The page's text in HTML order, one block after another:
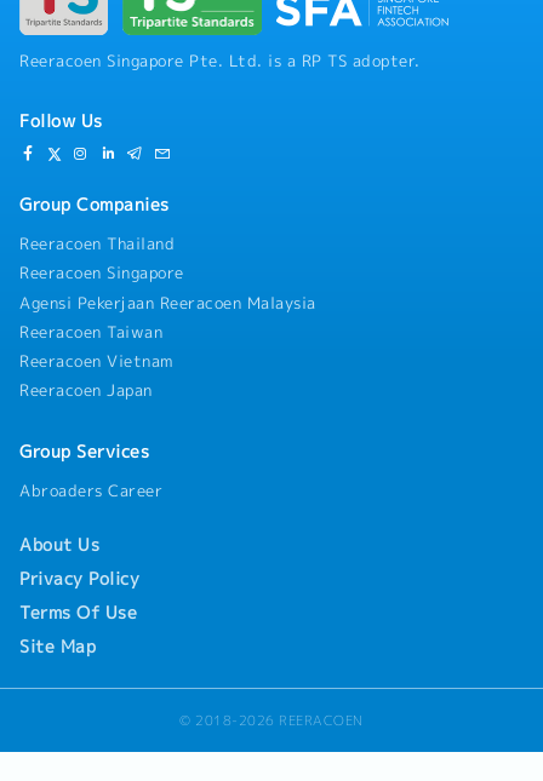
Reeracoen Singapore Pte. Ltd. is a RP TS adopter.
Follow Us
Group Companies
Reeracoen Thailand
Reeracoen Singapore
Agensi Pekerjaan Reeracoen Malaysia
Reeracoen Taiwan
Reeracoen Vietnam
Reeracoen Japan
Group Services
Abroaders Career
About Us
Privacy Policy
Terms Of Use
Site Map
© 2018-2026 REERACOEN